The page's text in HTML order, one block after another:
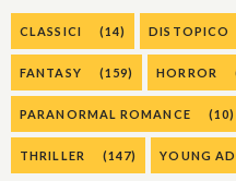
CLASSICI (14) DISTOPICO
FANTASY (159) HORROR
PARANORMAL ROMANCE (10)
THRILLER (147) YOUNG